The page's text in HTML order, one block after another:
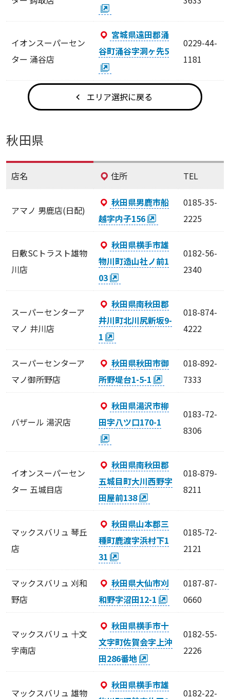
イオンスーパーセン
ター 涌谷店
宮城県遠田郡涌
谷町涌谷字洞ヶ先5
0229-44-
1181
エリア選択に戻る
秋田県
店名 住所 TEL
アマノ 男鹿店(日配)
秋田県男鹿市船
越字内子156
0185-35-
2225
日敷SCトラスト雄物
川店
秋田県横手市雄
物川町造山社ノ前1
03
0182-56-
2340
スーパーセンターア
マノ 井川店
秋田県南秋田郡
井川町北川尻新坂9-
1
018-874-
4222
スーパーセンターア
マノ御所野店
秋田県秋田市御
所野堤台1-5-1
018-892-
7333
バザール 湯沢店
秋田県湯沢市柳
田字八ツ口170-1
0183-72-
8306
イオンスーパーセン
ター 五城目店
秋田県南秋田郡
五城目町大川西野字
田屋前138
018-879-
8211
マックスバリュ 琴丘
店
秋田県山本郡三
種町鹿渡字浜村下1
31
0185-72-
2121
マックスバリュ 刈和
野店
秋田県大仙市刈
和野字沼田12-1
0187-87-
0660
マックスバリュ 十文
字南店
秋田県横手市十
文字町佐賀会字上沖
田286番地
0182-55-
2226
マックスバリュ 雄物
秋田県横手市雄
0182-22-